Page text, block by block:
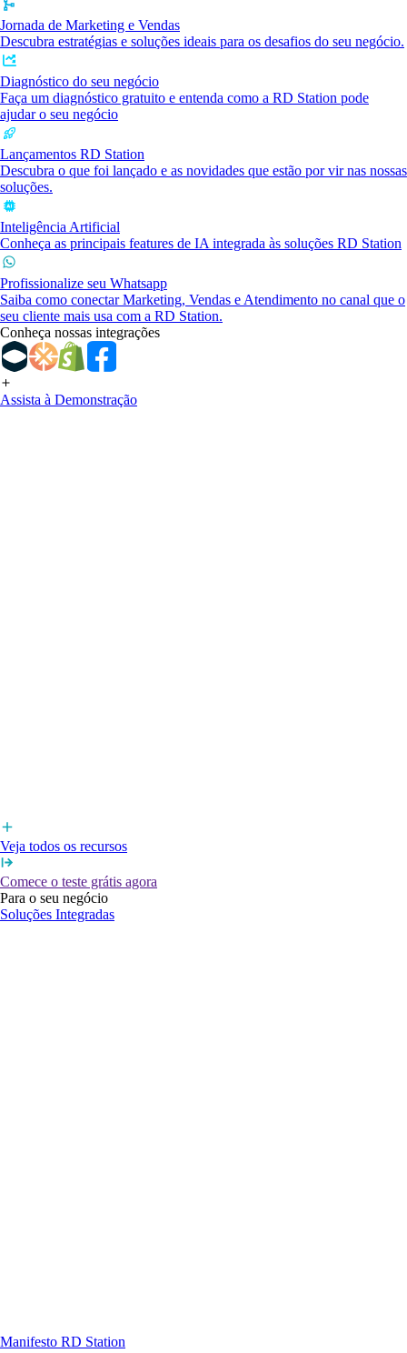
Jornada de Marketing e Vendas
Descubra estratégias e soluções ideais para os desafios do seu negócio.
Diagnóstico do seu negócio
Faça um diagnóstico gratuito e entenda como a RD Station pode
ajudar o seu negócio
Lançamentos RD Station
Descubra o que foi lançado e as novidades que estão por vir nas nossas
soluções.
Inteligência Artificial
Conheça as principais features de IA integrada às soluções RD Station
Profissionalize seu Whatsapp
Saiba como conectar Marketing, Vendas e Atendimento no canal que o
seu cliente mais usa com a RD Station.
Conheça nossas integrações
Assista à Demonstração
Veja todos os recursos
Comece o teste grátis agora
Para o seu negócio
Soluções Integradas
Manifesto RD Station